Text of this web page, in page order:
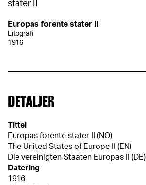
Europas forente stater II
Litografi
1916
DETALJER
Tittel
Europas forente stater II (NO)
The United States of Europe II (EN)
Die vereinigten Staaten Europas II (DE)
Datering
1916